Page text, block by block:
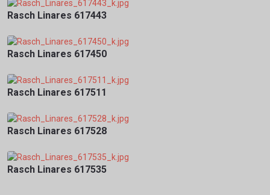
Rasch Linares 617443
Rasch Linares 617450
Rasch Linares 617511
Rasch Linares 617528
Rasch Linares 617535